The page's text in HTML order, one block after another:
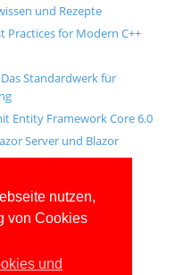
nutzen,
von Cookies
und
und Rezepte
Practices for Modern C++
Standardwerk für
Entity Framework Core 6.0
Server und Blazor